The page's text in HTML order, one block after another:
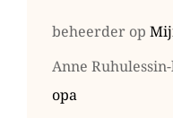
beheerder op
Anne
opa